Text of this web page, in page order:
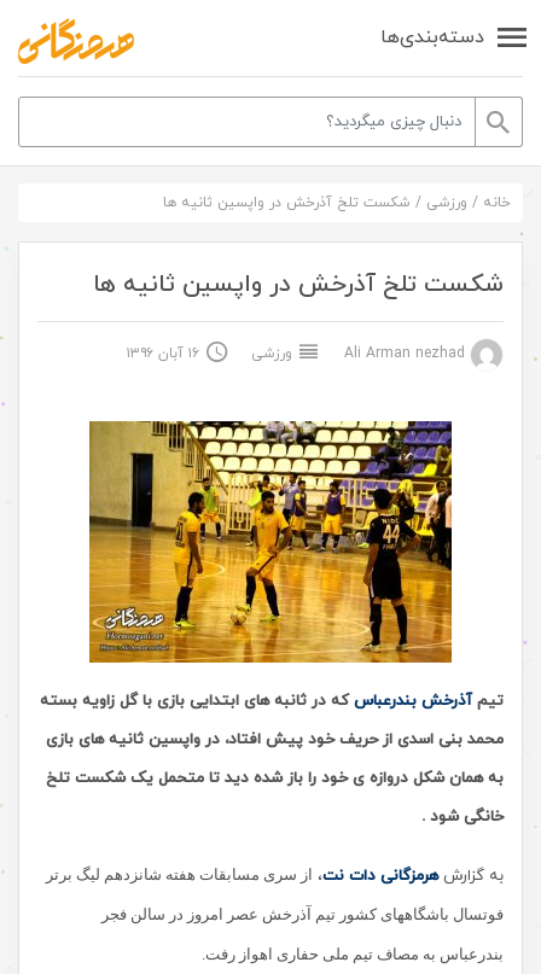
دسته‌بندی‌ها
خانه / ورزشی / شکست تلخ آذرخش در واپسین ثانیه ها
شکست تلخ آذرخش در واپسین ثانیه ها
ورزشی ۱۶ آبان ۱۳۹۶
تیمآذرخش بندرعباسکه در ثانبه های ابتدایی بازی با گل زاویه بسته
محمد بنی اسدی از حریف خود پیش افتاد، در واپسین ثانیه های بازی
به همان شکل دروازه ی خود را باز شده دید تا متحمل یک شکست تلخ
خانگی شود .
به گزارشهرمزگانی دات نت، از سری مسابقات هفته شانزدهم لیگ برتر
فوتسال باشگاههای کشور تیم‌ آذرخش عصر امروز در سالن فجر
بندرعباس به مصاف تیم ملی حفاری اهواز رفت.